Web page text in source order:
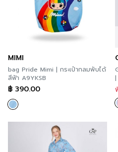
MIMI
bag Pride Mimi | กระเป๋ากลมพับได้
สีฟ้า A9YKSB
฿ 390.00